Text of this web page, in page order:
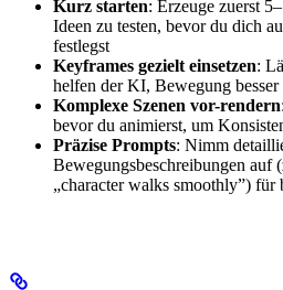
Kurz starten: Erzeuge zuerst
Ideen zu testen, bevor du dich
festlegst
Keyframes gezielt einsetzen:
helfen der KI, Bewegung besser
Komplexe Szenen vor-rendern
bevor du animierst, um
Präzise Prompts: Nimm
Bewegungsbeschreibungen auf
„character walks smoothly”) für